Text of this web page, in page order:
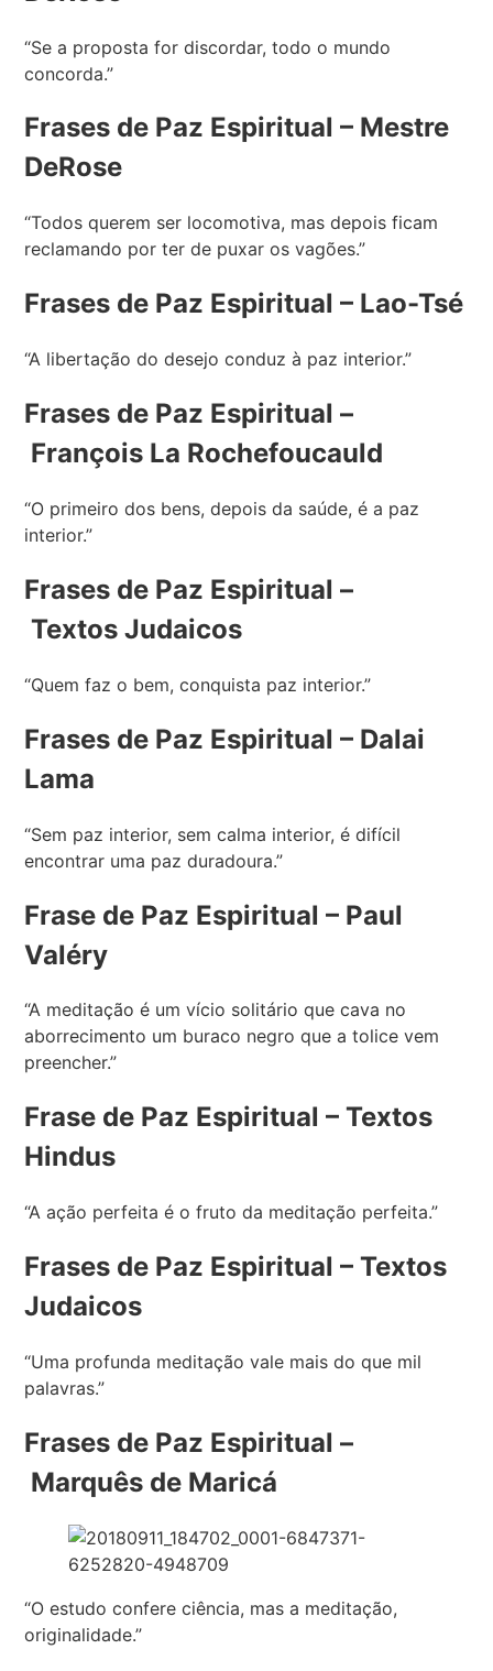
“Se a proposta for discordar, todo o mundo
concorda.”
Frases de Paz Espiritual – Mestre
DeRose
“Todos querem ser locomotiva, mas depois ficam
reclamando por ter de puxar os vagões.”
Frases de Paz Espiritual – Lao-Tsé
“A libertação do desejo conduz à paz interior.”
Frases de Paz Espiritual –
François La Rochefoucauld
“O primeiro dos bens, depois da saúde, é a paz
interior.”
Frases de Paz Espiritual –
TextosJudaicos
“Quem faz o bem, conquista paz interior.”
Frases de Paz Espiritual – Dalai
Lama
“Sem paz interior, sem calma interior, é difícil
encontrar uma paz duradoura.”
Frase de Paz Espiritual – Paul
Valéry
“A meditação é um vício solitário que cava no
aborrecimento um buraco negro que a tolice vem
preencher.”
Frase de Paz Espiritual – Textos
Hindus
“A ação perfeita é o fruto da meditação perfeita.”
Frases de Paz Espiritual – Textos
Judaicos
“Uma profunda meditação vale mais do que mil
palavras.”
Frases de Paz Espiritual –
Marquês de Maricá
“O estudo confere ciência, mas a meditação,
originalidade.”